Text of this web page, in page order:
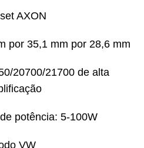
AXON
por 35,1 mm por 28,6 mm
20700/21700 de alta
potência: 5-100W
VW